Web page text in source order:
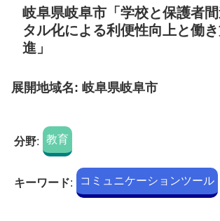
岐阜県岐阜市「学校と保護者
タル化による利便性向上と働
進」
展開地域名: 岐阜県岐阜市
分野: 教育
キーワード: コミュニケーションツール